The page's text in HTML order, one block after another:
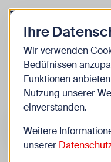
Zurück zur Startseite
Kinder
Suche im Bereich
Suchen
Ihre
Wir verwenden
Bedüfnissen
Funktionen
Nutzung unserer
einverstanden.
Weitere
unserer